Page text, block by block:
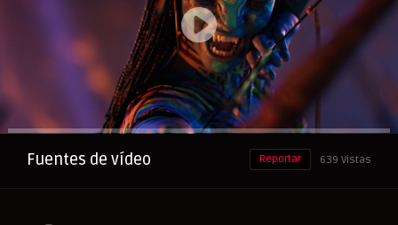
Anuncio
Fuentes de vídeo 639 Vistas
Reportar